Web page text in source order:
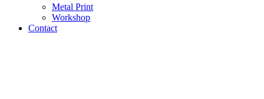
Metal Print
Workshop
Contact